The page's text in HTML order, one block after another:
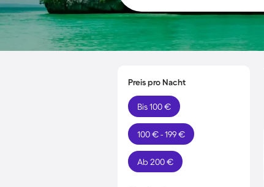
Preis pro Nacht
Bis 100 €
100 € - 199 €
Ab 200 €